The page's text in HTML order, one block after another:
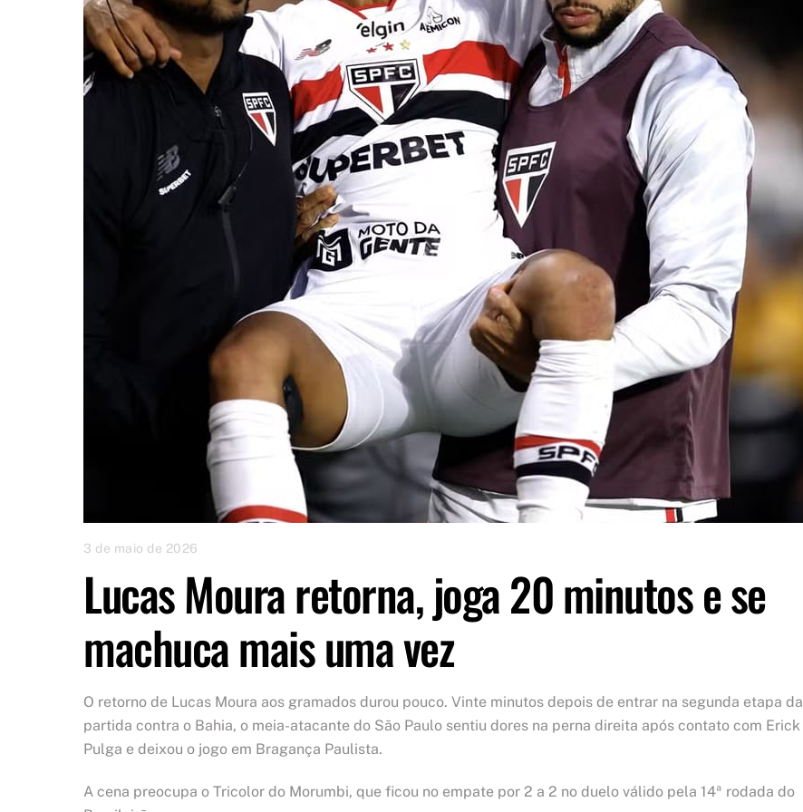
3 de maio de 2026
Lucas Moura retorna, joga 20 minutos e se
machuca mais uma vez
O retorno de Lucas Moura aos gramados durou pouco. Vinte minutos depois de entrar na segunda etapa da
partida contra o Bahia, o meia-atacante do São Paulo sentiu dores na perna direita após contato com Erick
Pulga e deixou o jogo em Bragança Paulista.
A cena preocupa o Tricolor do Morumbi, que ficou no empate por 2 a 2 no duelo válido pela 14ª rodada do